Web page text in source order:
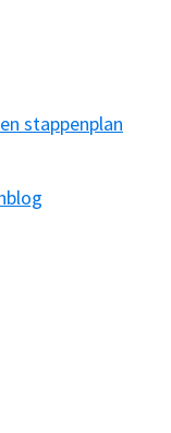
stappenplan